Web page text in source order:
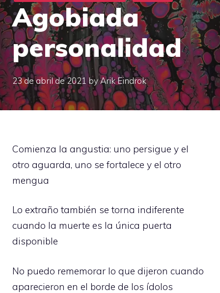
Agobiada
personalidad
23 de abril de 2021 byArik Eindrok
Comienza la angustia: uno persigue y el
otro aguarda, uno se fortalece y el otro
mengua
Lo extraño también se torna indiferente
cuando la muerte es la única puerta
disponible
No puedo rememorar lo que dijeron cuando
aparecieron en el borde de los ídolos